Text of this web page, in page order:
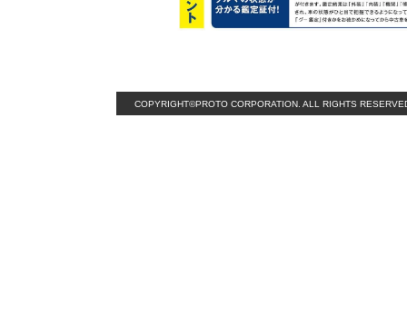
COPYRIGHT©PROTO CORPORATION. ALL RIGHTS